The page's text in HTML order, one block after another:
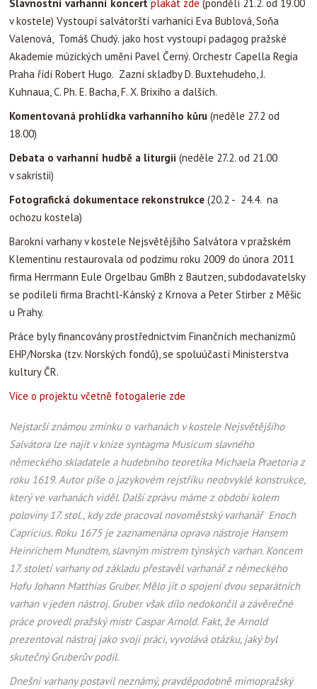
Slavnostní varhanní koncert plakát zde (pondělí 21.2. od 19.00
v kostele) Vystoupí salvátorští varhaníci Eva Bublová, Soňa
Valenová, Tomáš Chudý. jako host vystoupí padagog pražské
Akademie múzických umění Pavel Černý. Orchestr Capella Regia
Praha řídí Robert Hugo. Zazní skladby D. Buxtehudeho, J.
Kuhnaua, C. Ph. E. Bacha, F. X. Brixiho a dalších.
Komentovaná prohlídka varhanního kůru (neděle 27.2 od
18.00)
Debata o varhanní hudbě a liturgii (neděle 27.2. od 21.00
v sakristii)
Fotografická dokumentace rekonstrukce (20.2 - 24.4. na
ochozu kostela)
Barokní varhany v kostele Nejsvětějšího Salvátora v pražském
Klementinu restaurovala od podzimu roku 2009 do února 2011
firma Herrmann Eule Orgelbau GmBh z Bautzen, subdodavatelsky
se podíleli firma Brachtl-Kánský z Krnova a Peter Stirber z Měšic
u Prahy.
Práce byly financovány prostřednictvím Finančních mechanizmů
EHP/Norska (tzv. Norských fondů), se spoluúčastí Ministerstva
kultury ČR.
Více o projektu včetně fotogalerie zde
Nejstarší známou zmínku o varhanách v kostele Nejsvětějšího
Salvátora lze najít v knize syntagma Musicum slavného
německého skladatele a hudebního teoretika Michaela Praetoria z
roku 1619. Autor píše o jazykovém rejstříku neobvyklé konstrukce,
který ve varhanách viděl. Další zprávu máme z období kolem
poloviny 17. stol., kdy zde pracoval novoměstský varhanář Enoch
Capricius. Roku 1675 je zaznamenána oprava nástroje Hansem
Heinrichem Mundtem, slavným mistrem týnských varhan. Koncem
17. století varhany od základu přestavěl varhanář z německého
Hofu Johann Matthias Gruber. Mělo jít o spojení dvou separátních
varhan v jeden nástroj. Gruber však dílo nedokončil a závěrečné
práce provedl pražský mistr Caspar Arnold. Fakt, že Arnold
prezentoval nástroj jako svoji práci, vyvolává otázku, jaký byl
skutečný Gruberův podíl.
Dnešní varhany postavil neznámý, pravděpodobně mimopražský